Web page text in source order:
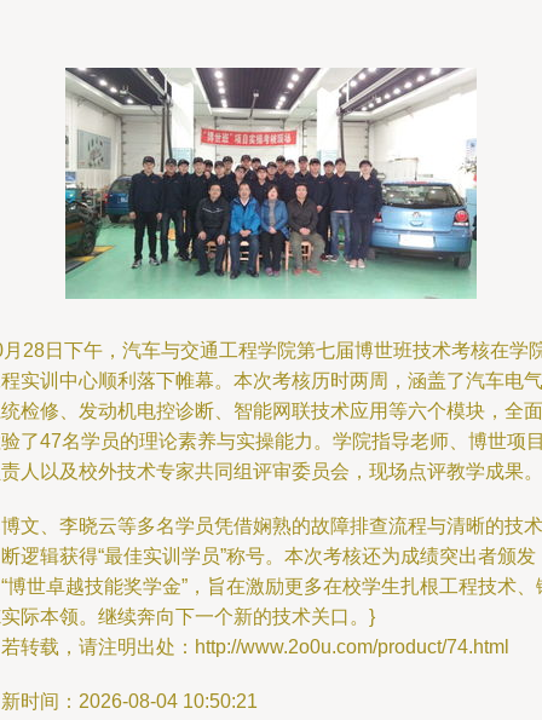
28日下午，汽车与交通工程学院第七届博世班技术考核在学
实训中心顺利落下帷幕。本次考核历时两周，涵盖了汽车电气
检修、发动机电控诊断、智能网联技术应用等六个模块，全面
了47名学员的理论素养与实操能力。学院指导老师、博世项
人以及校外技术专家共同组评审委员会，现场点评教学成果。
文、李晓云等多名学员凭借娴熟的故障排查流程与清晰的技术
逻辑获得“最佳实训学员”称号。本次考核还为成绩突出者颁发
博世卓越技能奖学金”，旨在激励更多在校学生扎根工程技术、
际本领。继续奔向下一个新的技术关口。}
转载，请注明出处：http://www.2o0u.com/product/74.html
时间：2026-08-04 10:50:21